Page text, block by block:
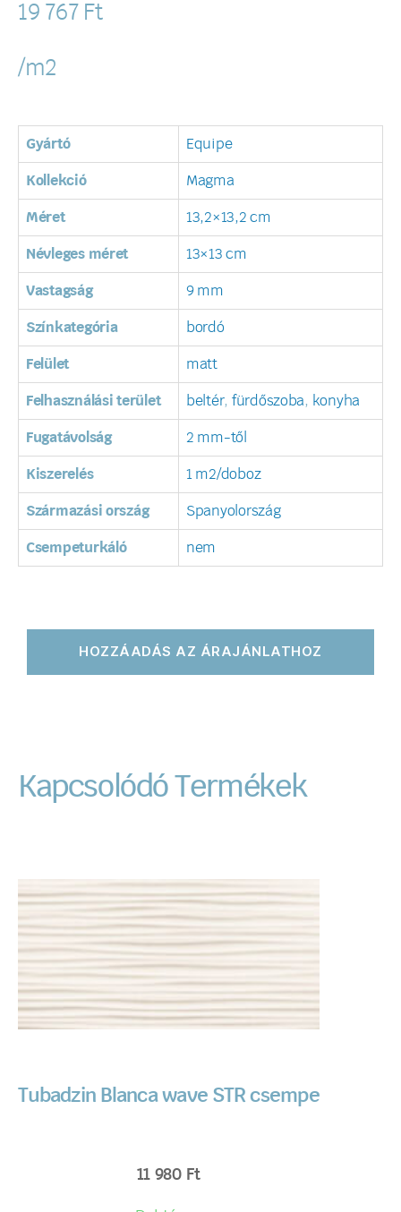
19 767 Ft
/m2
Gyártó Equipe
Kollekció Magma
Méret 13,2×13,2 cm
Névleges méret 13×13 cm
Vastagság 9 mm
Színkategória bordó
Felület matt
Felhasználási terület beltér, fürdőszoba, konyha
Fugatávolság 2 mm-től
Kiszerelés 1 m2/doboz
Származási ország Spanyolország
Csempeturkáló nem
HOZZÁADÁS AZ ÁRAJÁNLATHOZ
Kapcsolódó Termékek
Tubadzin Blanca wave STR csempe
11 980 Ft